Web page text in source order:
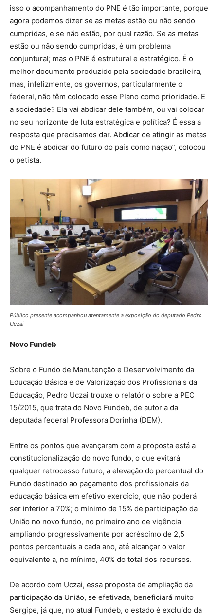
isso o acompanhamento do PNE é tão importante, porque
agora podemos dizer se as metas estão ou não sendo
cumpridas, e se não estão, por qual razão. Se as metas
estão ou não sendo cumpridas, é um problema
conjuntural; mas o PNE é estrutural e estratégico. É o
melhor documento produzido pela sociedade brasileira,
mas, infelizmente, os governos, particularmente o
federal, não têm colocado esse Plano como prioridade. E
a sociedade? Ela vai abdicar dele também, ou vai colocar
no seu horizonte de luta estratégica e política? É essa a
resposta que precisamos dar. Abdicar de atingir as metas
do PNE é abdicar do futuro do país como nação”, colocou
o petista.
Público presente acompanhou atentamente a exposição do deputado Pedro
Uczai
Novo Fundeb
Sobre o Fundo de Manutenção e Desenvolvimento da
Educação Básica e de Valorização dos Profissionais da
Educação, Pedro Uczai trouxe o relatório sobre a PEC
15/2015, que trata do Novo Fundeb, de autoria da
deputada federal Professora Dorinha (DEM).
Entre os pontos que avançaram com a proposta está a
constitucionalização do novo fundo, o que evitará
qualquer retrocesso futuro; a elevação do percentual do
Fundo destinado ao pagamento dos profissionais da
educação básica em efetivo exercício, que não poderá
ser inferior a 70%; o mínimo de 15% de participação da
União no novo fundo, no primeiro ano de vigência,
ampliando progressivamente por acréscimo de 2,5
pontos percentuais a cada ano, até alcançar o valor
equivalente a, no mínimo, 40% do total dos recursos.
De acordo com Uczai, essa proposta de ampliação da
participação da União, se efetivada, beneficiará muito
Sergipe, já que, no atual Fundeb, o estado é excluído da